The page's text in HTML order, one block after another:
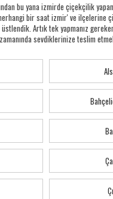
bu yana izmirde çiçekçilik yapan
bir saat izmir' ve
Artık tek yapmanız
sevdiklerinize teslim